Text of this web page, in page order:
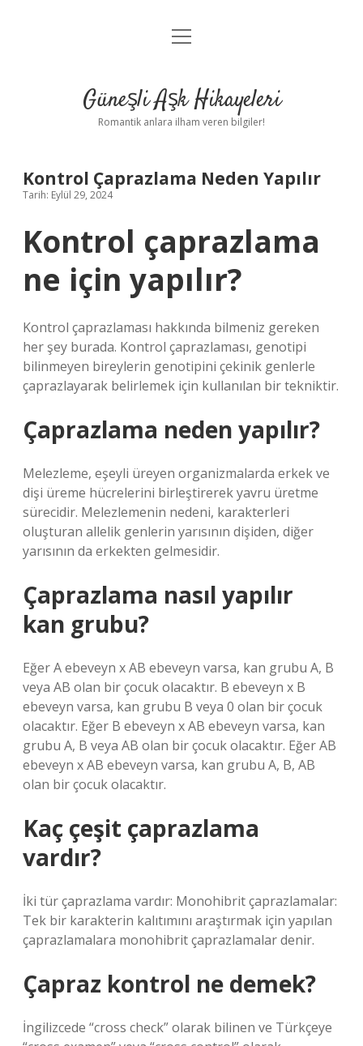
Anasayfa
Yasal Uyarı
menüyü
Güneşli Aşk Hikayeleri
Romantik anlara ilham veren bilgiler!
Kontrol Çaprazlama Neden Yapılır
Tarih: Eylül 29, 2024
Kontrol çaprazlama
ne için yapılır?
Kontrol çaprazlaması hakkında bilmeniz gereken
her şey burada. Kontrol çaprazlaması, genotipi
bilinmeyen bireylerin genotipini çekinik genlerle
çaprazlayarak belirlemek için kullanılan bir tekniktir.
Çaprazlama neden yapılır?
Melezleme, eşeyli üreyen organizmalarda erkek ve
dişi üreme hücrelerini birleştirerek yavru üretme
sürecidir. Melezlemenin nedeni, karakterleri
oluşturan allelik genlerin yarısının dişiden, diğer
yarısının da erkekten gelmesidir.
Çaprazlama nasıl yapılır
kan grubu?
Eğer A ebeveyn x AB ebeveyn varsa, kan grubu A, B
veya AB olan bir çocuk olacaktır. B ebeveyn x B
ebeveyn varsa, kan grubu B veya 0 olan bir çocuk
olacaktır. Eğer B ebeveyn x AB ebeveyn varsa, kan
grubu A, B veya AB olan bir çocuk olacaktır. Eğer AB
ebeveyn x AB ebeveyn varsa, kan grubu A, B, AB
olan bir çocuk olacaktır.
Kaç çeşit çaprazlama
vardır?
İki tür çaprazlama vardır: Monohibrit çaprazlamalar:
Tek bir karakterin kalıtımını araştırmak için yapılan
çaprazlamalara monohibrit çaprazlamalar denir.
Çapraz kontrol ne demek?
İngilizcede “cross check” olarak bilinen ve Türkçeye